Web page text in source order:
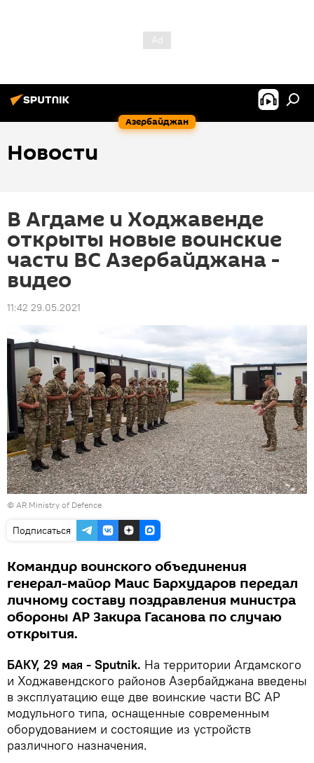
Азербайджан
Новости
В Агдаме и Ходжавенде
открыты новые воинские
части ВС Азербайджана -
видео
11:42 29.05.2021
© AR Ministry of Defence
Подписаться
Командир воинского объединения
генерал-майор Маис Бархударов передал
личному составу поздравления министра
обороны АР Закира Гасанова по случаю
открытия.
БАКУ, 29 мая - Sputnik. На территории Агдамского
и Ходжавендского районов Азербайджана введены
в эксплуатацию еще две воинские части ВС АР
модульного типа, оснащенные современным
оборудованием и состоящие из устройств
различного назначения.